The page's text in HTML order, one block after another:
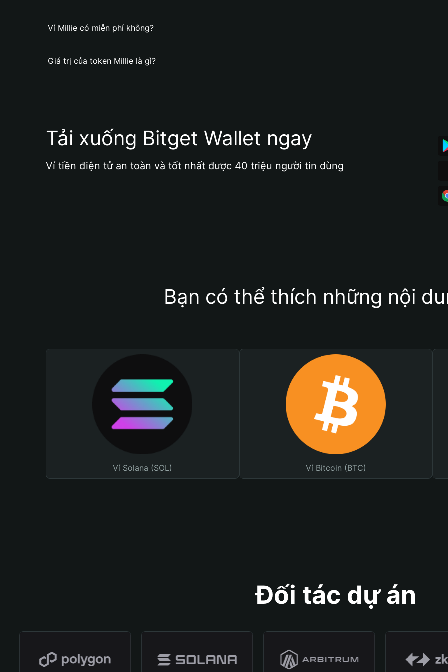
Ví Millie có miễn phí không?
Giá trị của token Millie là gì?
Tải xuống Bitget Wallet ngay
Ví tiền điện tử an toàn và tốt nhất được 40 triệu người tin dùng
Bạn có thể thích những nội
Ví Solana (SOL) Ví Bitcoin (BTC)
Đối tác dự án